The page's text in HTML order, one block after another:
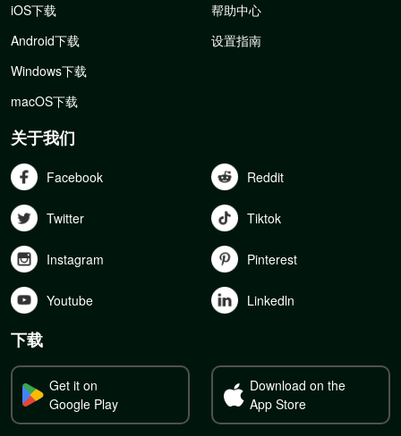
iOS下载
Android下载
Windows下载
macOS下载
帮助中心
设置指南
关于我们
Facebook Reddit
Twitter Tiktok
Instagram Pinterest
Youtube Linkedln
下载
Get it on
Google Play
Download on the
App Store